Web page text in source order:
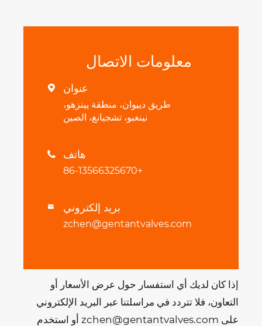
معلومات الاتصال
 عنوان
طريق دييوان، منطقة يينزهو،
نينغبو، تشجيانغ، الصين
 هاتف
+86-13566325670
 بريد إلكتروني
zchen@gentantvalves.com
إذا كان لديك أي استفسار حول عرض الأسعار أو
التعاون، فلا تتردد في مراسلتنا عبر البريد الإلكتروني
على zchen@gentantvalves.com أو استخدم